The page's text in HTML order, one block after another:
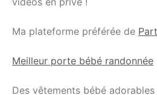
Ma plateforme préférée de
Meilleur porte bébé randonnée
Des vêtements bébé adorables